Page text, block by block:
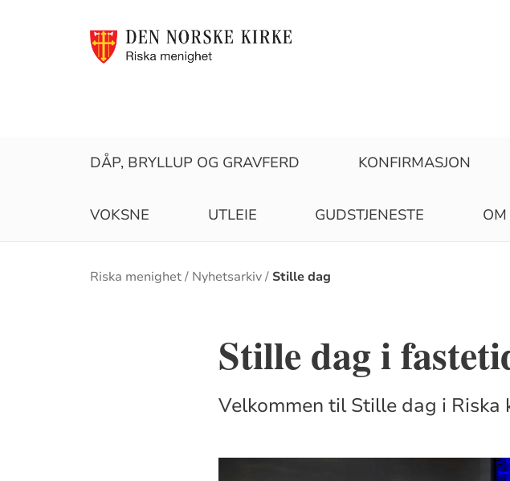
DÅP, BRYLLUP OG GRAVFERD KONFIRMASJON
VOKSNE UTLEIE GUDSTJENESTE OM
Brødsmulesti
Riska menighet Nyhetsarkiv Stille dag
Stille dag i
Velkommen til Stille dag i Riska